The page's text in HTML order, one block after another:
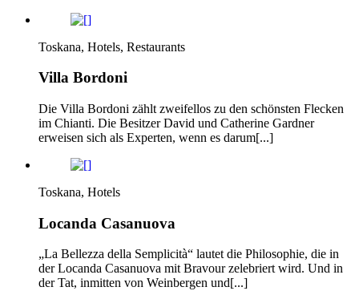
Toskana, Hotels, Restaurants
Villa Bordoni
Die Villa Bordoni zählt zweifellos zu den schönsten Flecken
im Chianti. Die Besitzer David und Catherine Gardner
erweisen sich als Experten, wenn es darum[...]
Toskana, Hotels
Locanda Casanuova
„La Bellezza della Semplicità“ lautet die Philosophie, die in
der Locanda Casanuova mit Bravour zelebriert wird. Und in
der Tat, inmitten von Weinbergen und[...]